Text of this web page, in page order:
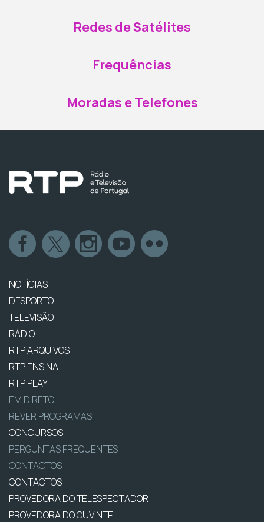
Redes de Satélites
Frequências
Moradas e Telefones
NOTÍCIAS
DESPORTO
TELEVISÃO
RÁDIO
RTP ARQUIVOS
RTP ENSINA
RTP PLAY
EM DIRETO
REVER PROGRAMAS
CONCURSOS
PERGUNTAS FREQUENTES
CONTACTOS
CONTACTOS
PROVEDORA DO TELESPECTADOR
PROVEDORA DO OUVINTE